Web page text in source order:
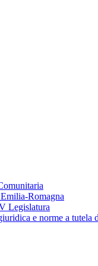
Romagna
Legislatura
e norme a tutela